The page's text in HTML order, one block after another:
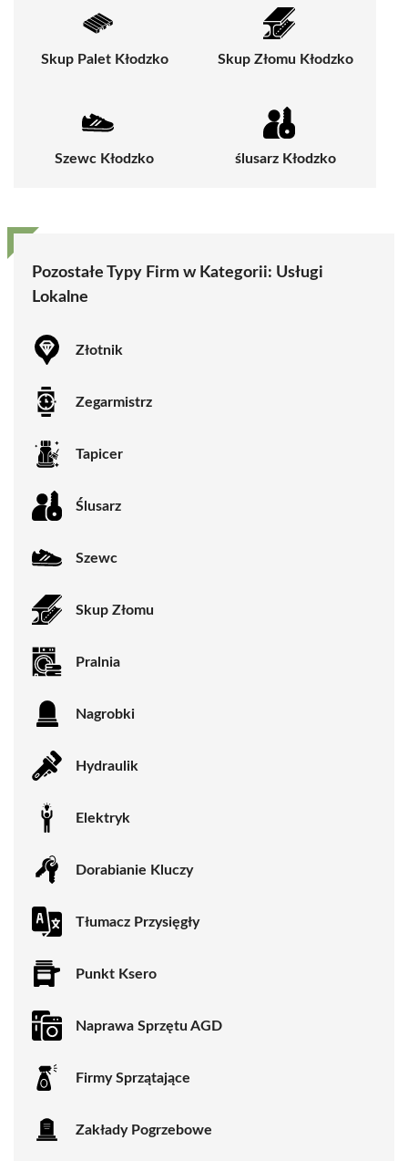
Skup Palet Kłodzko Skup Złomu Kłodzko
Szewc Kłodzko ślusarz Kłodzko
Pozostałe Typy Firm w Kategorii: Usługi
Lokalne
Złotnik
Zegarmistrz
Tapicer
Ślusarz
Szewc
Skup Złomu
Pralnia
Nagrobki
Hydraulik
Elektryk
Dorabianie Kluczy
Tłumacz Przysięgły
Punkt Ksero
Naprawa Sprzętu AGD
Firmy Sprzątające
Zakłady Pogrzebowe